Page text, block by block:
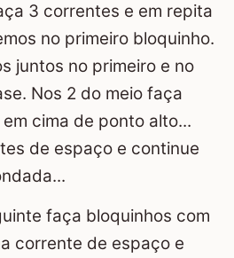
3 correntes e em repita
no primeiro bloquinho.
juntos no primeiro e no
Nos 2 do meio faça
cima de ponto alto...
de espaço e continue
faça bloquinhos com
corrente de espaço e